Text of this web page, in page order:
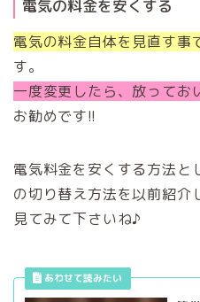
電気の料金を安くする
電気の料金自体を見直す事
す。
一度変更したら、放ってお
お勧めです!!
電気料金を安くする方法と
の切り替え方法を以前紹介
見てみて下さいね♪